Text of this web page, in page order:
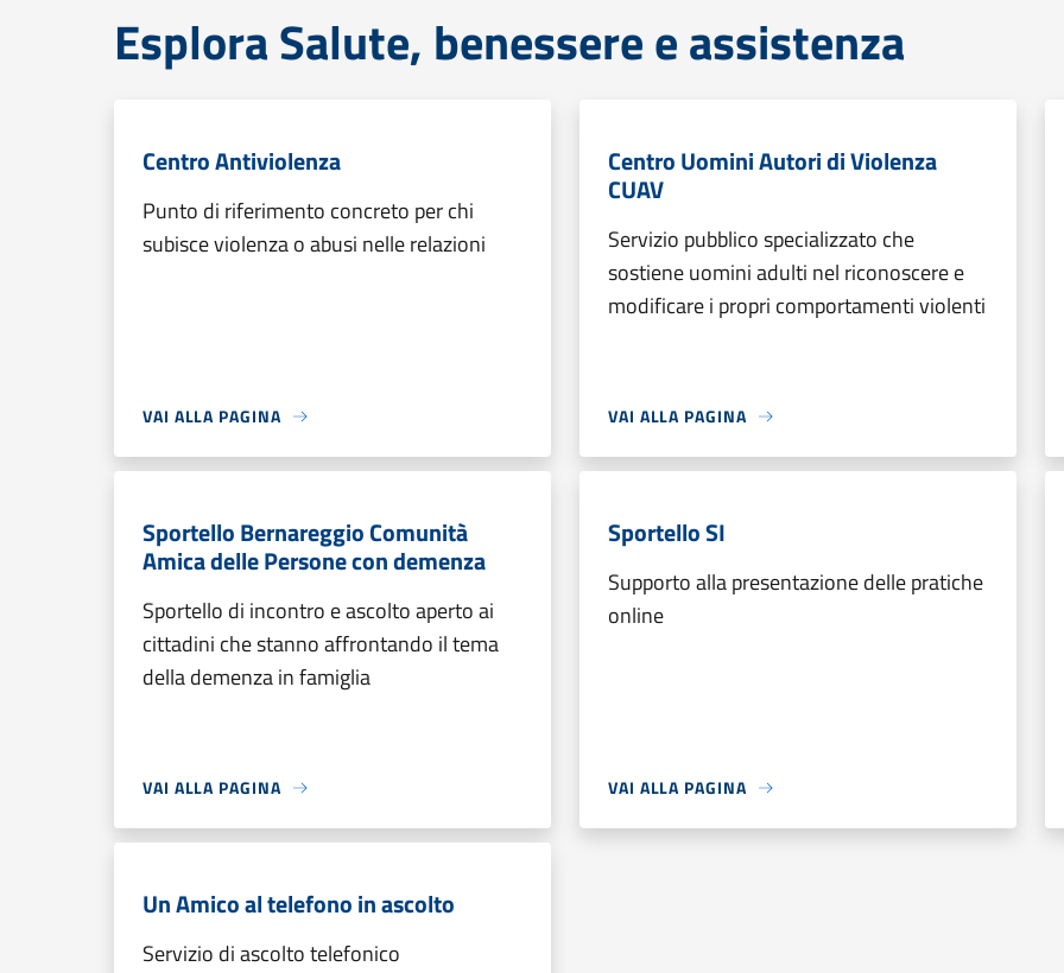
Esplora Salute, benessere e assistenza
Centro Antiviolenza
Punto di riferimento concreto per chi
subisce violenza o abusi nelle relazioni
VAI ALLA PAGINA
Centro Uomini Autori di Violenza
CUAV
Servizio pubblico specializzato che
sostiene uomini adulti nel riconoscere e
modificare i propri comportamenti violenti
VAI ALLA PAGINA
Sportello Bernareggio Comunità
Amica delle Persone con demenza
Sportello di incontro e ascolto aperto ai
cittadini che stanno affrontando il tema
della demenza in famiglia
VAI ALLA PAGINA
Sportello SI
Supporto alla presentazione delle pratiche
online
VAI ALLA PAGINA
Un Amico al telefono in ascolto
Servizio di ascolto telefonico